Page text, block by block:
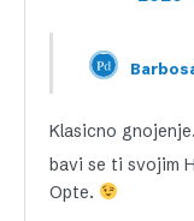
Klasicno gnojenje.
bavi se ti svojim
Opte.